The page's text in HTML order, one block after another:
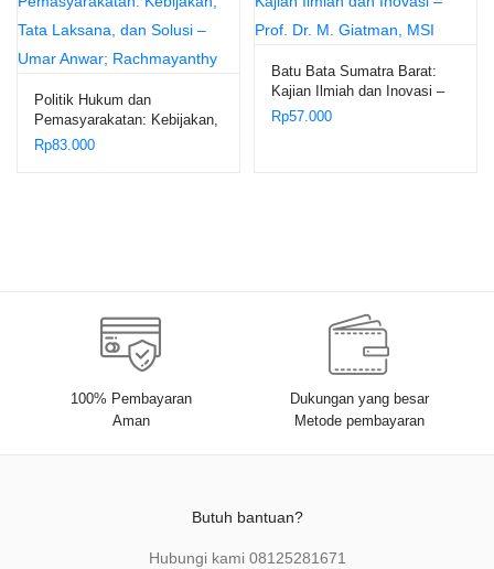
Politik Hukum dan
Pemasyarakatan: Kebijakan,
Tata Laksana, dan Solusi –
Rp83.000
Batu Bata Sumatra Barat:
Kajian Ilmiah dan Inovasi –
Prof. Dr. M. Giatman, MSI
Rp57.000
100% Pembayaran
Aman
Dukungan yang besar
Metode pembayaran
Butuh bantuan?
Hubungi kami 08125281671